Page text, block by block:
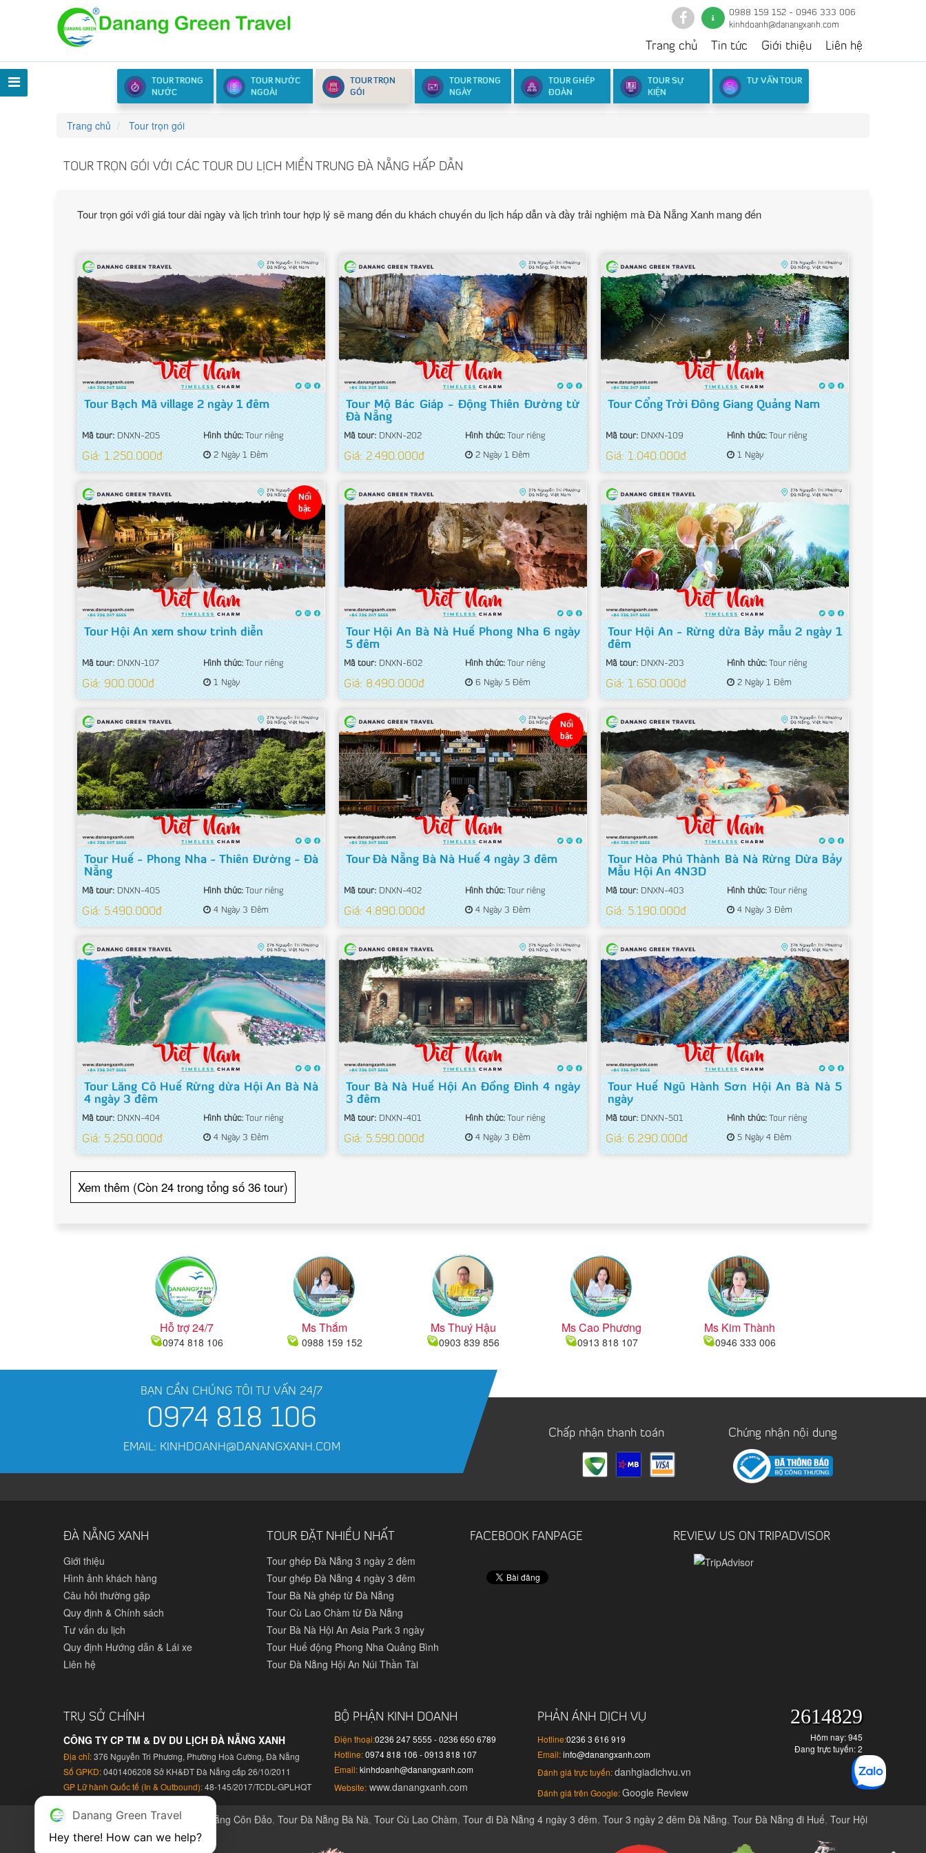
0988 159 152 - 0946 333 006
kinhdoanh@danangxanh.com
Trang chủ Tin tức Giới thiệu Liên hệ
TOUR TRONG
NƯỚC
TOUR NƯỚC
NGOÀI
TOUR TRỌN
GÓI
TOUR TRONG
NGÀY
TOUR GHÉP
ĐOÀN
TOUR SỰ
KIỆN
TƯ VẤN TOUR
Trang chủ Tour trọn gói
TOUR TRỌN GÓI VỚI CÁC TOUR DU LỊCH MIỀN TRUNG ĐÀ NẴNG HẤP DẪN
Tour trọn gói với giá tour dài ngày và lịch trình tour hợp lý sẽ mang đến du khách chuyến du lịch hấp dẫn và đầy trải nghiệm mà Đà Nẵng Xanh mang đến
Tour Bạch Mã village 2 ngày 1 đêm
Mã tour:DNXN-205 Hình thức:Tour riêng
Giá: 1.250.000đ 2 Ngày 1 Đêm
Tour Mộ Bác Giáp - Động Thiên Đường từ
Đà Nẵng
Mã tour:DNXN-202 Hình thức:Tour riêng
Giá: 2.490.000đ 2 Ngày 1 Đêm
Tour Cổng Trời Đông Giang Quảng Nam
Mã tour:DNXN-109 Hình thức:Tour riêng
Giá: 1.040.000đ 1 Ngày
Nổi
bật
Tour Hội An xem show trình diễn
Mã tour:DNXN-107 Hình thức:Tour riêng
Giá: 900.000đ 1 Ngày
Tour Hội An Bà Nà Huế Phong Nha 6 ngày
5 đêm
Mã tour:DNXN-602 Hình thức:Tour riêng
Giá: 8.490.000đ 6 Ngày 5 Đêm
Tour Hội An - Rừng dừa Bảy mẫu 2 ngày 1
đêm
Mã tour:DNXN-203 Hình thức:Tour riêng
Giá: 1.650.000đ 2 Ngày 1 Đêm
Tour Huế - Phong Nha - Thiên Đường - Đà
Nẵng
Mã tour:DNXN-405 Hình thức:Tour riêng
Giá: 5.490.000đ 4 Ngày 3 Đêm
Nổi
bật
Tour Đà Nẵng Bà Nà Huế 4 ngày 3 đêm
Mã tour:DNXN-402 Hình thức:Tour riêng
Giá: 4.890.000đ 4 Ngày 3 Đêm
Tour Hòa Phú Thành Bà Nà Rừng Dừa Bảy
Mẫu Hội An 4N3D
Mã tour:DNXN-403 Hình thức:Tour riêng
Giá: 5.190.000đ 4 Ngày 3 Đêm
Tour Lăng Cô Huế Rừng dừa Hội An Bà Nà
4 ngày 3 đêm
Mã tour:DNXN-404 Hình thức:Tour riêng
Giá: 5.250.000đ 4 Ngày 3 Đêm
Tour Bà Nà Huế Hội An Đồng Đình 4 ngày
3 đêm
Mã tour:DNXN-401 Hình thức:Tour riêng
Giá: 5.590.000đ 4 Ngày 3 Đêm
Tour Huế Ngũ Hành Sơn Hội An Bà Nà 5
ngày
Mã tour:DNXN-501 Hình thức:Tour riêng
Giá: 6.290.000đ 5 Ngày 4 Đêm
Hỗ trợ 24/7
0974 818 106
Ms Thắm
0988 159 152
Ms Thuý Hậu
0903 839 856
Ms Cao Phương
0913 818 107
Ms Kim Thành
0946 333 006
BẠN CẦN CHÚNG TÔI TƯ VẤN 24/7
0974 818 106
EMAIL: KINHDOANH@DANANGXANH.COM
Chấp nhận thanh toán Chứng nhận nội dung
ĐÀ NẴNG XANH
Giới thiệu
Hình ảnh khách hàng
Câu hỏi thường gặp
Quy định & Chính sách
Tư vấn du lịch
Quy định Hướng dẫn & Lái xe
Liên hệ
TOUR ĐẶT NHIỀU NHẤT
Tour ghép Đà Nẵng 3 ngày 2 đêm
Tour ghép Đà Nẵng 4 ngày 3 đêm
Tour Bà Nà ghép từ Đà Nẵng
Tour Cù Lao Chàm từ Đà Nẵng
Tour Bà Nà Hội An Asia Park 3 ngày
Tour Huế động Phong Nha Quảng Bình
Tour Đà Nẵng Hội An Núi Thần Tài
FACEBOOK FANPAGE REVIEW US ON TRIPADVISOR
TRỤ SỞ CHÍNH
CÔNG TY CP TM & DV DU LỊCH ĐÀ NẴNG XANH
Địa chỉ:376 Nguyễn Tri Phương, Phường Hoà Cường, Đà Nẵng
Số GPKD:0401406208 Sở KH&ĐT Đà Nẵng cấp 26/10/2011
GP Lữ hành Quốc tế (In & Outbound):48-145/2017/TCDL-GPLHQT
BỘ PHẬN KINH DOANH
Điện thoại:0236 247 5555 - 0236 650 6789
Hotline:0974 818 106 - 0913 818 107
Email:kinhdoanh@danangxanh.com
Website: www.danangxanh.com
PHẢN ÁNH DỊCH VỤ
Hotline:0236 3 616 919
Email:info@danangxanh.com
Đánh giá trực tuyến:danhgiadichvu.vn
Đánh giá trên Google:Google Review
2614829
Hôm nay: 945
Đang trực tuyến: 2
Tour Đà Nẵng Phú Quốc,Tour Đà Nẵng Côn Đảo, Tour Đà Nẵng Bà Nà, Tour Cù Lao Chàm, Tour đi Đà Nẵng 4 ngày 3 đêm, Tour 3 ngày 2 đêm Đà Nẵng, Tour Đà Nẵng đi Huế, Tour Hội
An hằng ngày
Danang Green Travel
Hey there! How can we help?